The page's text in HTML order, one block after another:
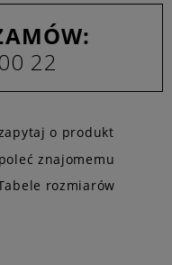
22
zapytaj o produkt
poleć znajomemu
rozmiarów